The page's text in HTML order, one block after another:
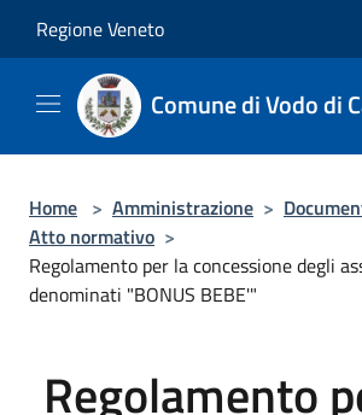
Regione Veneto
Comune di Vodo di
Home > Amministrazione >
Atto normativo >
Regolamento per la concessione degli
denominati "BONUS BEBE'"
Regolamento